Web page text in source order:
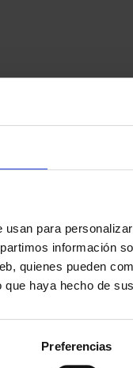
para
información
quienes pueden
que haya hecho de
Preferencias